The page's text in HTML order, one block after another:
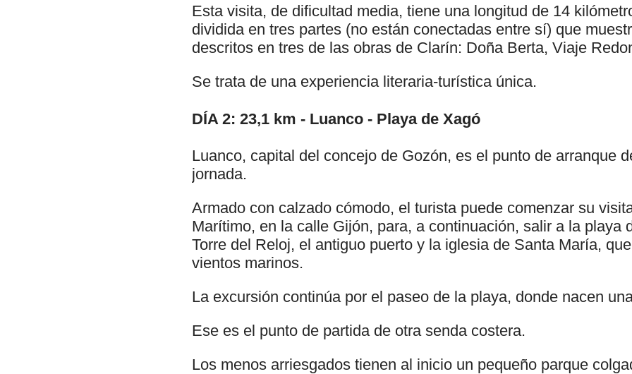
Esta visita, de dificultad media, tiene una longitud de 14
dividida en tres partes (no están conectadas entre sí) que
descritos en tres de las obras de Clarín: Doña Berta, Viaje
Se trata de una experiencia literaria-turística única.
DÍA 2: 23,1 km - Luanco - Playa de Xagó
Luanco, capital del concejo de Gozón, es el punto de arranque
jornada.
Armado con calzado cómodo, el turista puede comenzar su
Marítimo, en la calle Gijón, para, a continuación, salir a la playa
Torre del Reloj, el antiguo puerto y la iglesia de Santa María,
vientos marinos.
La excursión continúa por el paseo de la playa, donde nacen
Ese es el punto de partida de otra senda costera.
Los menos arriesgados tienen al inicio un pequeño parque